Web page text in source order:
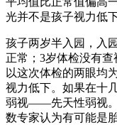
光并不是孩子视力低
孩子两岁半入园，入
正常；3岁体检没有
以这次体检的两眼均
视力低下。如果在十
弱视——先天性弱视。
数专家认为有可能是